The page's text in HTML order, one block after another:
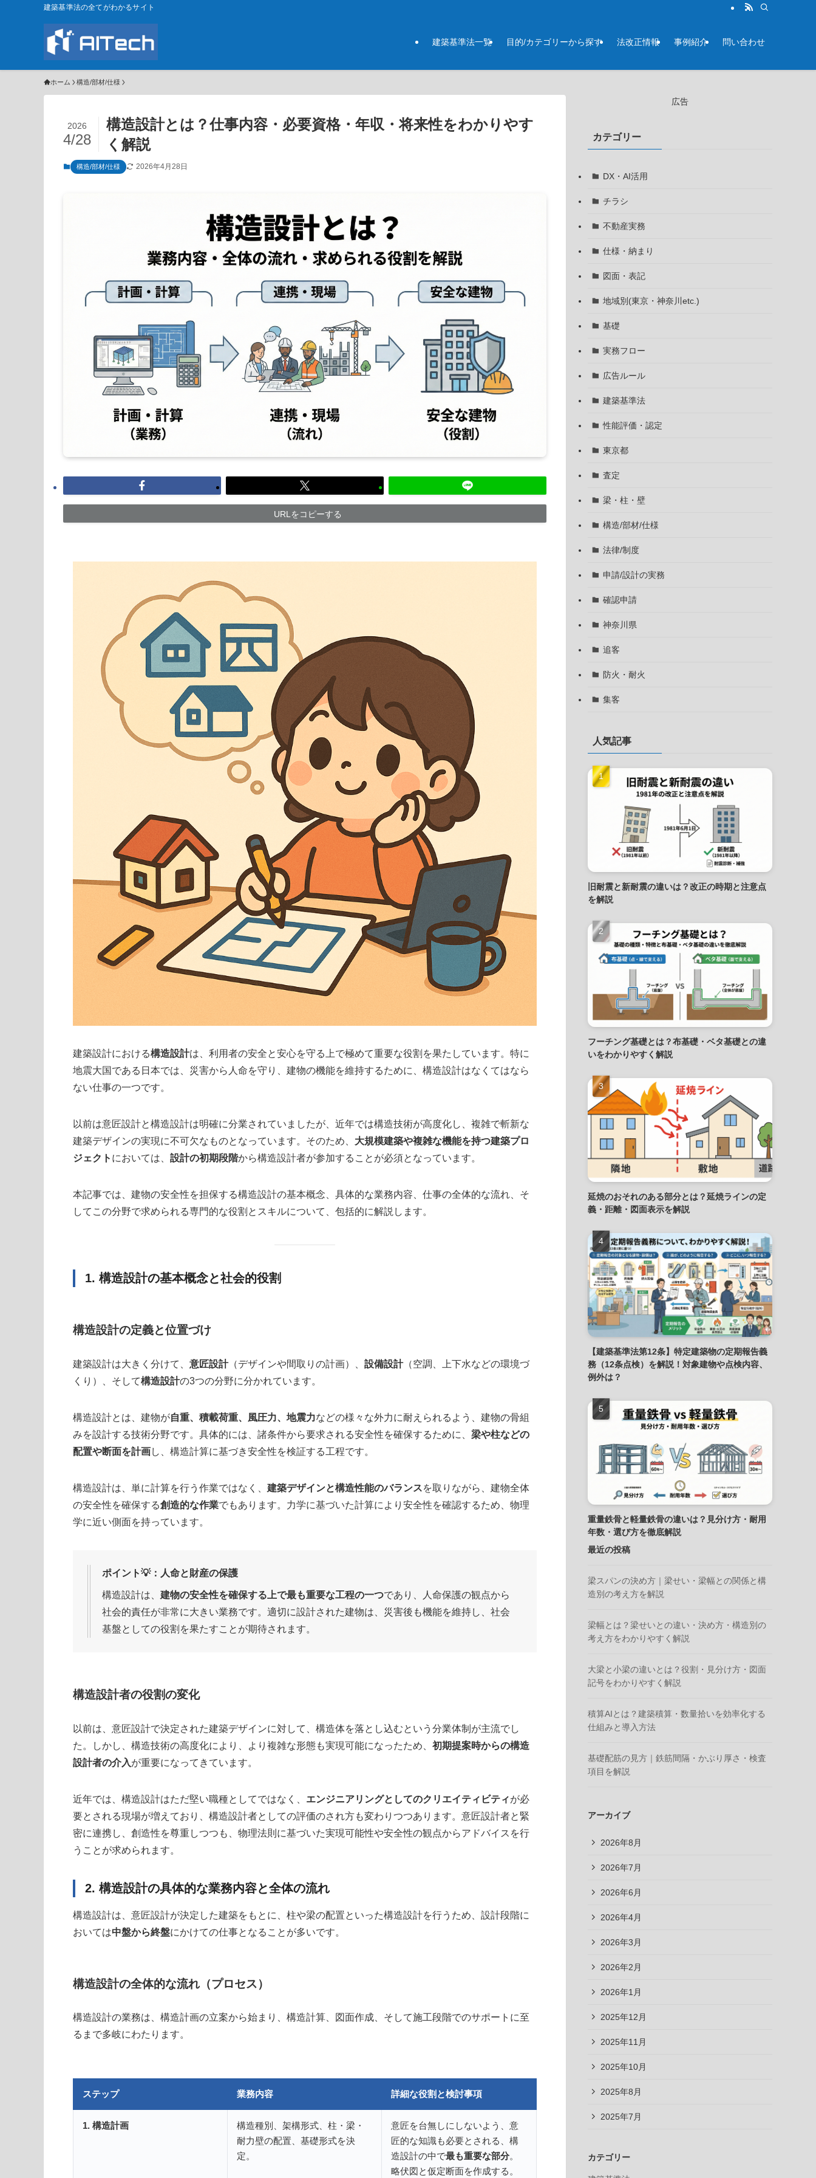
建築基準法の全てがわかるサイト
建築基準法一覧 目的/カテゴリーから探す 法改正情報 事例紹介 問い合わせ
ホーム 構造/部材/仕様
構造設計とは？仕事内容・必要資格・年収・将来性をわかりやす
く解説
2026
4/28
構造/部材/仕様 2026年4月28日
URLをコピーする
建築設計における構造設計は、利用者の安全と安心を守る上で極めて重要な役割を果たしています。特に
地震大国である日本では、災害から人命を守り、建物の機能を維持するために、構造設計はなくてはなら
ない仕事の一つです。
以前は意匠設計と構造設計は明確に分業されていましたが、近年では構造技術が高度化し、複雑で斬新な
建築デザインの実現に不可欠なものとなっています。そのため、 大規模建築や複雑な機能を持つ建築プロ
ジェクト においては、 設計の初期段階から構造設計者が参加することが必須となっています。
本記事では、建物の安全性を担保する構造設計の基本概念、具体的な業務内容、仕事の全体的な流れ、そ
してこの分野で求められる専門的な役割とスキルについて、包括的に解説します。
1. 構造設計の基本概念と社会的役割
構造設計の定義と位置づけ
建築設計は大きく分けて、 意匠設計（デザインや間取りの計画）、 設備設計（空調、上下水などの環境づ
くり）、そして構造設計の3つの分野に分かれています。
構造設計とは、建物が自重、積載荷重、風圧力、地震力などの様々な外力に耐えられるよう、建物の骨組
みを設計する技術分野です。具体的には、諸条件から要求される安全性を確保するために、 梁や柱などの
配置や断面を計画し、構造計算に基づき安全性を検証する工程です。
構造設計は、単に計算を行う作業ではなく、 建築デザインと構造性能のバランスを取りながら、建物全体
の安全性を確保する創造的な作業でもあります。力学に基づいた計算により安全性を確認するため、物理
学に近い側面を持っています。
ポイント💡：人命と財産の保護
構造設計は、 建物の安全性を確保する上で最も重要な工程の一つであり、人命保護の観点から
社会的責任が非常に大きい業務です。適切に設計された建物は、災害後も機能を維持し、社会
基盤としての役割を果たすことが期待されます。
構造設計者の役割の変化
以前は、意匠設計で決定された建築デザインに対して、構造体を落とし込むという分業体制が主流でし
た。しかし、構造技術の高度化により、より複雑な形態も実現可能になったため、 初期提案時からの構造
設計者の介入が重要になってきています。
近年では、構造設計はただ堅い職種としてではなく、 エンジニアリングとしてのクリエイティビティが必
要とされる現場が増えており、構造設計者としての評価のされ方も変わりつつあります。意匠設計者と緊
密に連携し、創造性を尊重しつつも、物理法則に基づいた実現可能性や安全性の観点からアドバイスを行
うことが求められます。
2. 構造設計の具体的な業務内容と全体の流れ
構造設計は、意匠設計が決定した建築をもとに、柱や梁の配置といった構造設計を行うため、設計段階に
おいては中盤から終盤にかけての仕事となることが多いです。
構造設計の全体的な流れ（プロセス）
構造設計の業務は、構造計画の立案から始まり、構造計算、図面作成、そして施工段階でのサポートに至
るまで多岐にわたります。
ステップ 業務内容 詳細な役割と検討事項
1. 構造計画
構造種別、架構形式、柱・梁・
耐力壁の配置、基礎形式を決
定。
意匠を台無しにしないよう、意
匠的な知識も必要とされる、構
造設計の中で最も重要な部分。
略伏図と仮定断面を作成する。
広告
カテゴリー
DX・AI活用
チラシ
不動産実務
仕様・納まり
図面・表記
地域別(東京・神奈川etc.)
基礎
実務フロー
広告ルール
建築基準法
性能評価・認定
東京都
査定
梁・柱・壁
構造/部材/仕様
法律/制度
申請/設計の実務
確認申請
神奈川県
追客
防火・耐火
集客
人気記事
旧耐震と新耐震の違いは？改正の時期と注意点
を解説
フーチング基礎とは？布基礎・ベタ基礎との違
いをわかりやすく解説
延焼のおそれのある部分とは？延焼ラインの定
義・距離・図面表示を解説
【建築基準法第12条】特定建築物の定期報告義
務（12条点検）を解説！対象建物や点検内容、
例外は？
重量鉄骨と軽量鉄骨の違いは？見分け方・耐用
年数・選び方を徹底解説
最近の投稿
梁スパンの決め方｜梁せい・梁幅との関係と構
造別の考え方を解説
梁幅とは？梁せいとの違い・決め方・構造別の
考え方をわかりやすく解説
大梁と小梁の違いとは？役割・見分け方・図面
記号をわかりやすく解説
積算AIとは？建築積算・数量拾いを効率化する
仕組みと導入方法
基礎配筋の見方｜鉄筋間隔・かぶり厚さ・検査
項目を解説
アーカイブ
2026年8月
2026年7月
2026年6月
2026年4月
2026年3月
2026年2月
2026年1月
2025年12月
2025年11月
2025年10月
2025年8月
2025年7月
カテゴリー